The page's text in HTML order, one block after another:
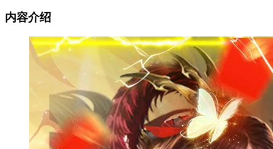
内容介绍